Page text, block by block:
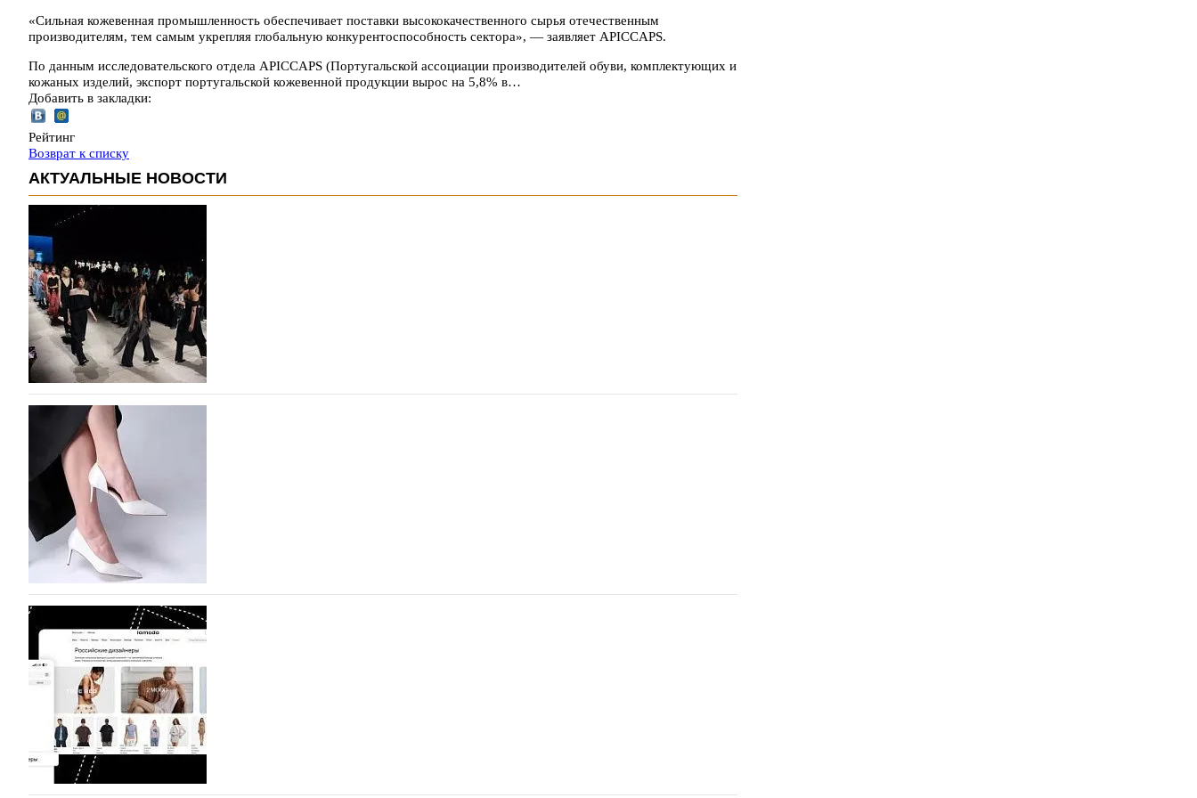
«Сильная кожевенная промышленность обеспечивает поставки высококачественного сырья отечественным
производителям, тем самым укрепляя глобальную конкурентоспособность сектора», — заявляет APICCAPS.
По данным исследовательского отдела APICCAPS (Португальской ассоциации производителей обуви, комплектующих и
кожаных изделий, экспорт португальской кожевенной продукции вырос на 5,8% в…
Добавить в закладки:
Рейтинг
Возврат к списку
АКТУАЛЬНЫЕ НОВОСТИ
На участие в Московской неделе моды подано 1047 заявок
На участие в седьмой Московской неделе моды, которая пройдет в российской столице с 26 сентября по 1
октября, уже подано 1047 заявок. Примерно половину из них (494) прислали дизайнеры, коллекции
которых не были представлены в…
07.08.2026 84
BALLINA представит свои новинки на Euro Shoes
Компания BALLINA Guangzhou Lihuang Footwear Co., Ltd., основанная в 2011 году и расположенная в
Гуанчжоу, столице моды Китая, является профессиональной обувной компанией, объединяющей
разработку, производство и…
07.08.2026 102